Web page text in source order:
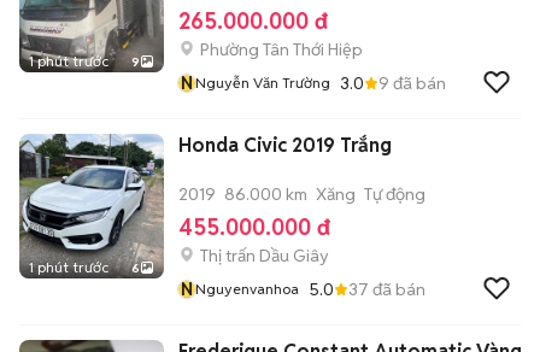
1 phút trước 9
265.000.000 đ
Phường Tân Thới Hiệp
NNguyễn Văn Trường 3.0 9 đã bán
1 phút trước 6
Honda Civic 2019 Trắng
2019 86.000 km Xăng Tự động
455.000.000 đ
Thị trấn Dầu Giây
NNguyenvanhoa 5.0 37 đã bán